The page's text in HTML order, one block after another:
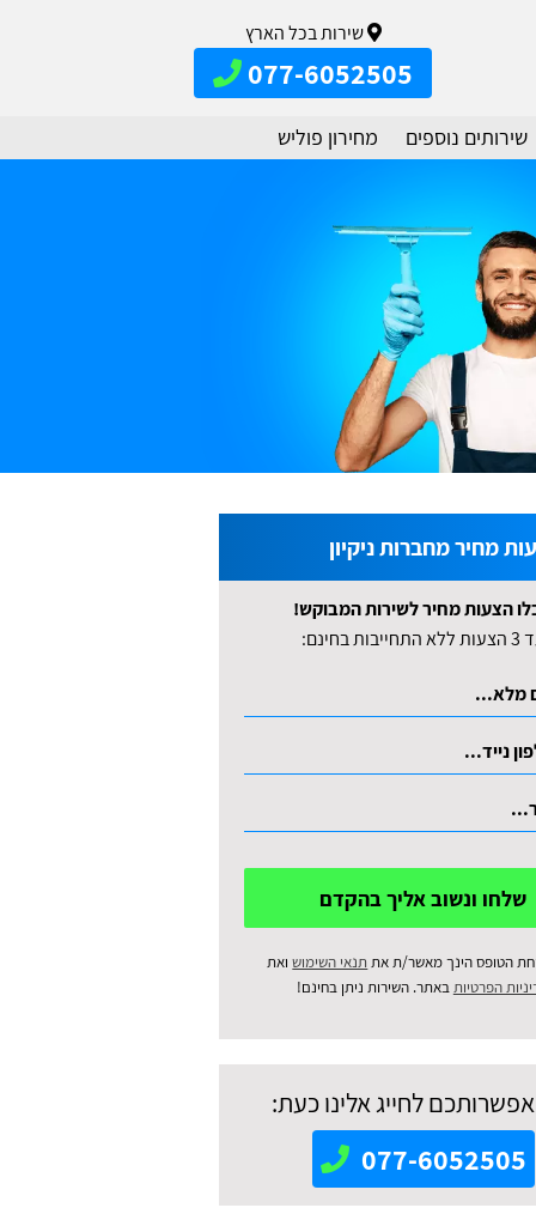
שירות בכל הארץ
077-6052505
שירותים נוספים מחירון פוליש
מחיר מחברות ניקיון
הצעות מחיר לשירות המבוקש!
בחינם:
שלחו ונשוב אליך בהקדם
הטופס הינך מאשר/ת את תנאי השימושואת
הפרטיותבאתר. השירות ניתן בחינם!
לחייג אלינו כעת:
077-6052505